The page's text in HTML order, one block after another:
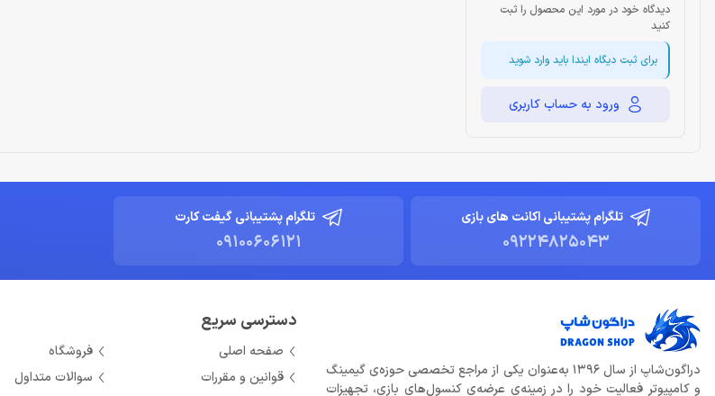
دیدگاه خود در مورد این محصول را ثبت
کنید
برای ثبت دیگاه ایندا باید وارد شوید
ورود به حساب کاربری
تلگرام پشتیبانی اکانت های بازی
09224825043
تلگرام پشتیبانی گیفت کارت
09100606121
دراگون‌شاپ از سال 1396 به‌عنوان یکی از مراجع تخصصی حوزه‌ی گیمینگ
و کامپیوتر فعالیت خود را در زمینه‌ی عرضه‌ی کنسول‌های بازی، تجهیزات
دسترسی سریع
صفحه اصلی
فروشگاه
قوانین و مقررات
سوالات متداول